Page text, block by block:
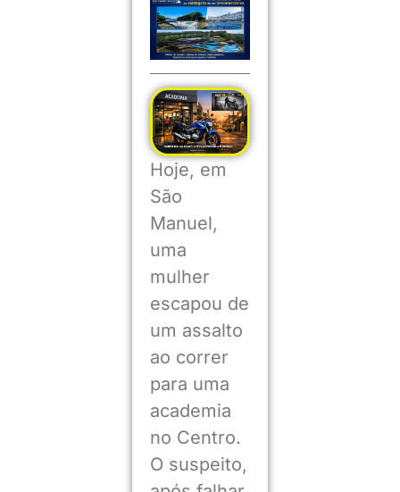
Hoje, em
São
Manuel,
uma
mulher
escapou de
um assalto
ao correr
para uma
academia
no Centro.
O suspeito,